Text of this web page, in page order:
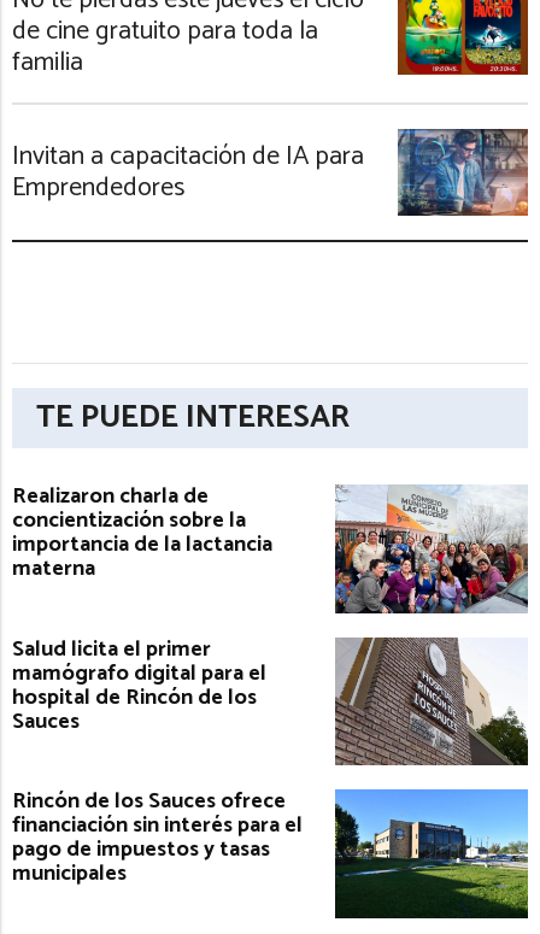
de cine gratuito para toda la
familia
Invitan a capacitación de IA para
Emprendedores
TE PUEDE INTERESAR
Realizaron charla de
concientización sobre la
importancia de la lactancia
materna
Salud licita el primer
mamógrafo digital para el
hospital de Rincón de los
Sauces
Rincón de los Sauces ofrece
financiación sin interés para el
pago de impuestos y tasas
municipales